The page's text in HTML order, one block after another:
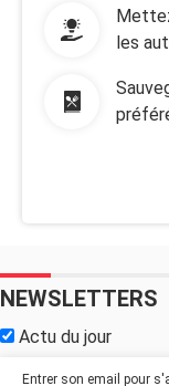
les
NEWSLETTERS
Actu du jour